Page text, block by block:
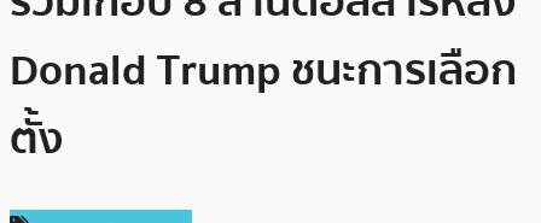
Donald Trump ชนะการเลือก
ตั้ง